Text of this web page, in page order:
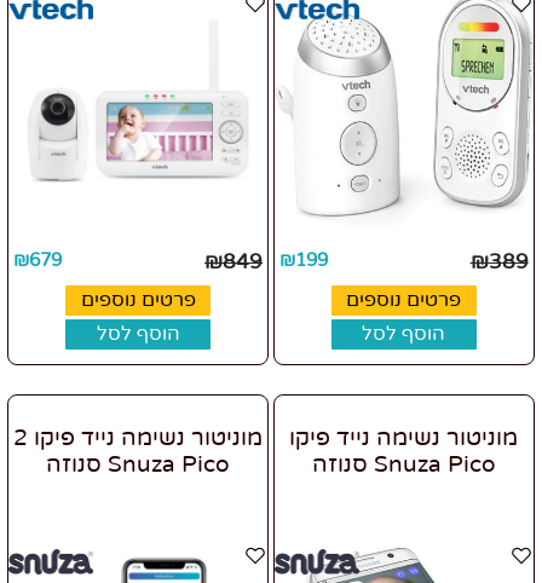
₪389
₪199
פרטים נוספים
הוסף לסל
₪849
₪679
פרטים נוספים
הוסף לסל
מוניטור נשימה נייד פיקו
Snuza Pico סנוזה
מוניטור נשימה נייד פיקו 2
Snuza Pico סנוזה